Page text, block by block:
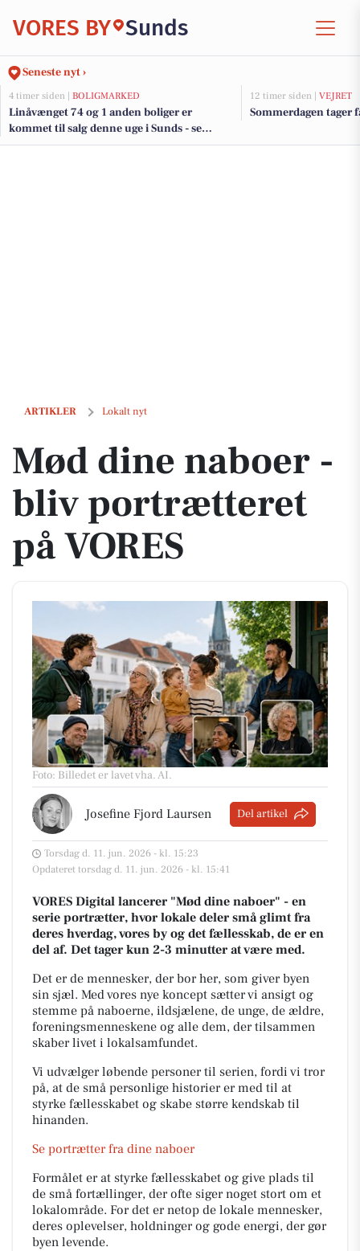
VORES BY Sunds
Seneste nyt ›
4 timer siden | BOLIGMARKED
Linåvænget 74 og 1 anden boliger er
kommet til salg denne uge i Sunds - se
boligerne her.
12 timer siden | VEJRET
Sommerdagen tager
ARTIKLER Lokalt nyt
Mød dine naboer - bliv portrætteret på VORES
Mød dine naboer -
bliv portrætteret
på VORES
Foto: Billedet er lavet vha. AI.
Josefine Fjord Laursen Del artikel
Torsdag d. 11. jun. 2026 - kl. 15:23
Opdateret torsdag d. 11. jun. 2026 - kl. 15:41
VORES Digital lancerer "Mød dine naboer" - en
serie portrætter, hvor lokale deler små glimt fra
deres hverdag, vores by og det fællesskab, de er en
del af. Det tager kun 2-3 minutter at være med.
Det er de mennesker, der bor her, som giver byen
sin sjæl. Med vores nye koncept sætter vi ansigt og
stemme på naboerne, ildsjælene, de unge, de ældre,
foreningsmenneskene og alle dem, der tilsammen
skaber livet i lokalsamfundet.
Vi udvælger løbende personer til serien, fordi vi tror
på, at de små personlige historier er med til at
styrke fællesskabet og skabe større kendskab til
hinanden.
Se portrætter fra dine naboer
Formålet er at styrke fællesskabet og give plads til
de små fortællinger, der ofte siger noget stort om et
lokalområde. For det er netop de lokale mennesker,
deres oplevelser, holdninger og gode energi, der gør
byen levende.